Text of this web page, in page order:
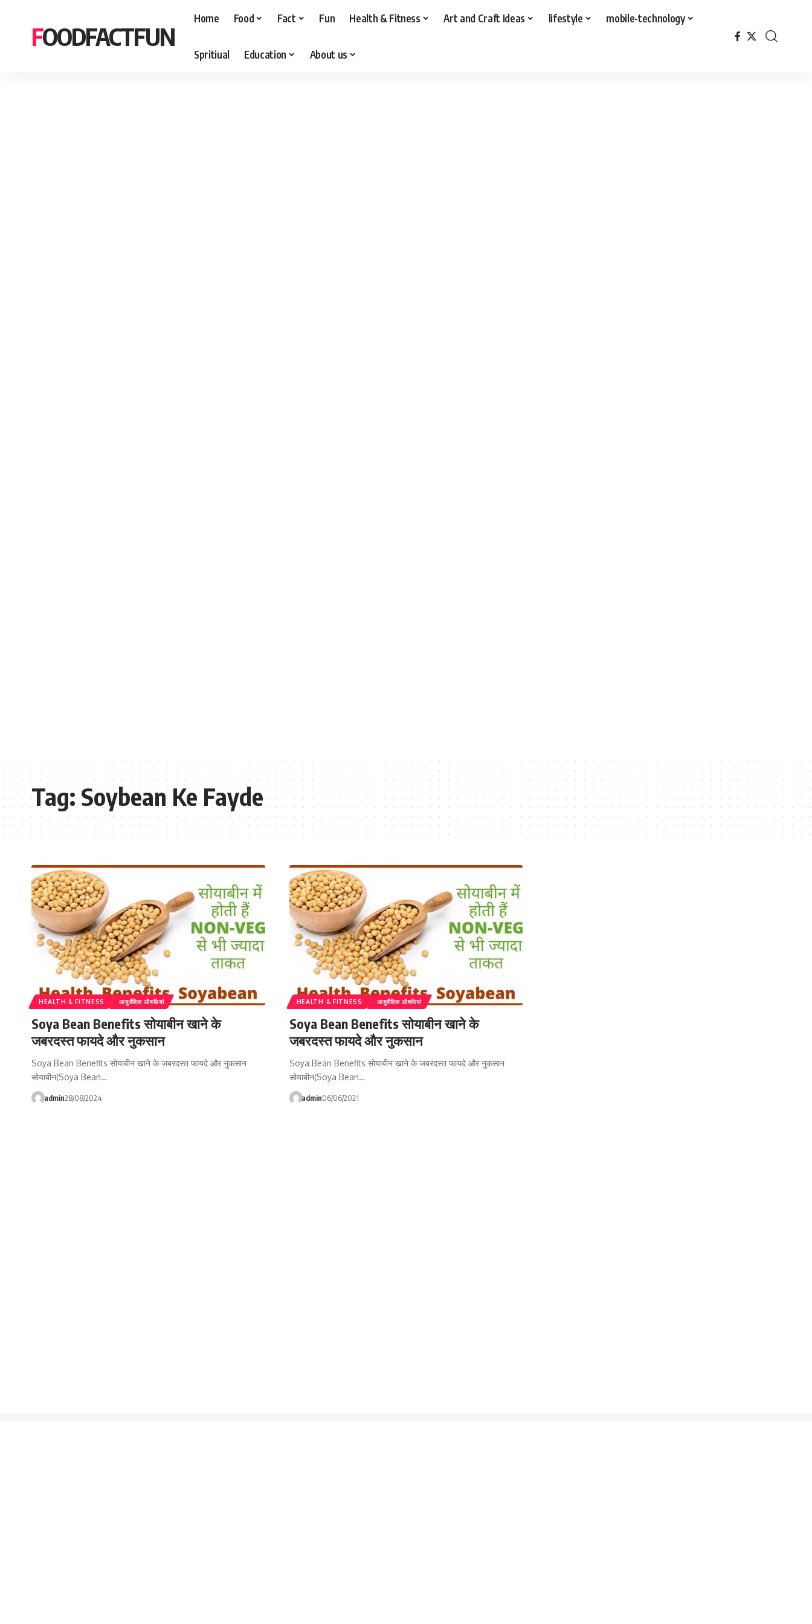
FOODFACTFUN
Home Food Fact Fun Health & Fitness Art and Craft Ideas lifestyle mobile-technology
Spritiual Education About us
Tag:Soybean Ke Fayde
HEALTH & FITNESS आयुर्वेदिक औषधियां
Soya Bean Benefits सोयाबीन खाने के
जबरदस्त फायदे और नुकसान
Soya Bean Benefits सोयाबीन खाने के जबरदस्त फायदे और नुकसान
सोयाबीन(Soya Bean…
admin28/08/2024
HEALTH & FITNESS आयुर्वेदिक औषधियां
Soya Bean Benefits सोयाबीन खाने के
जबरदस्त फायदे और नुकसान
Soya Bean Benefits सोयाबीन खाने के जबरदस्त फायदे और नुकसान
सोयाबीन(Soya Bean…
admin06/06/2021